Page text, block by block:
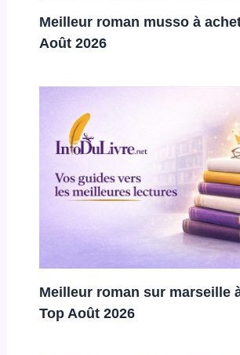
Meilleur roman musso à
Août 2026
Meilleur roman sur marseille
Top Août 2026